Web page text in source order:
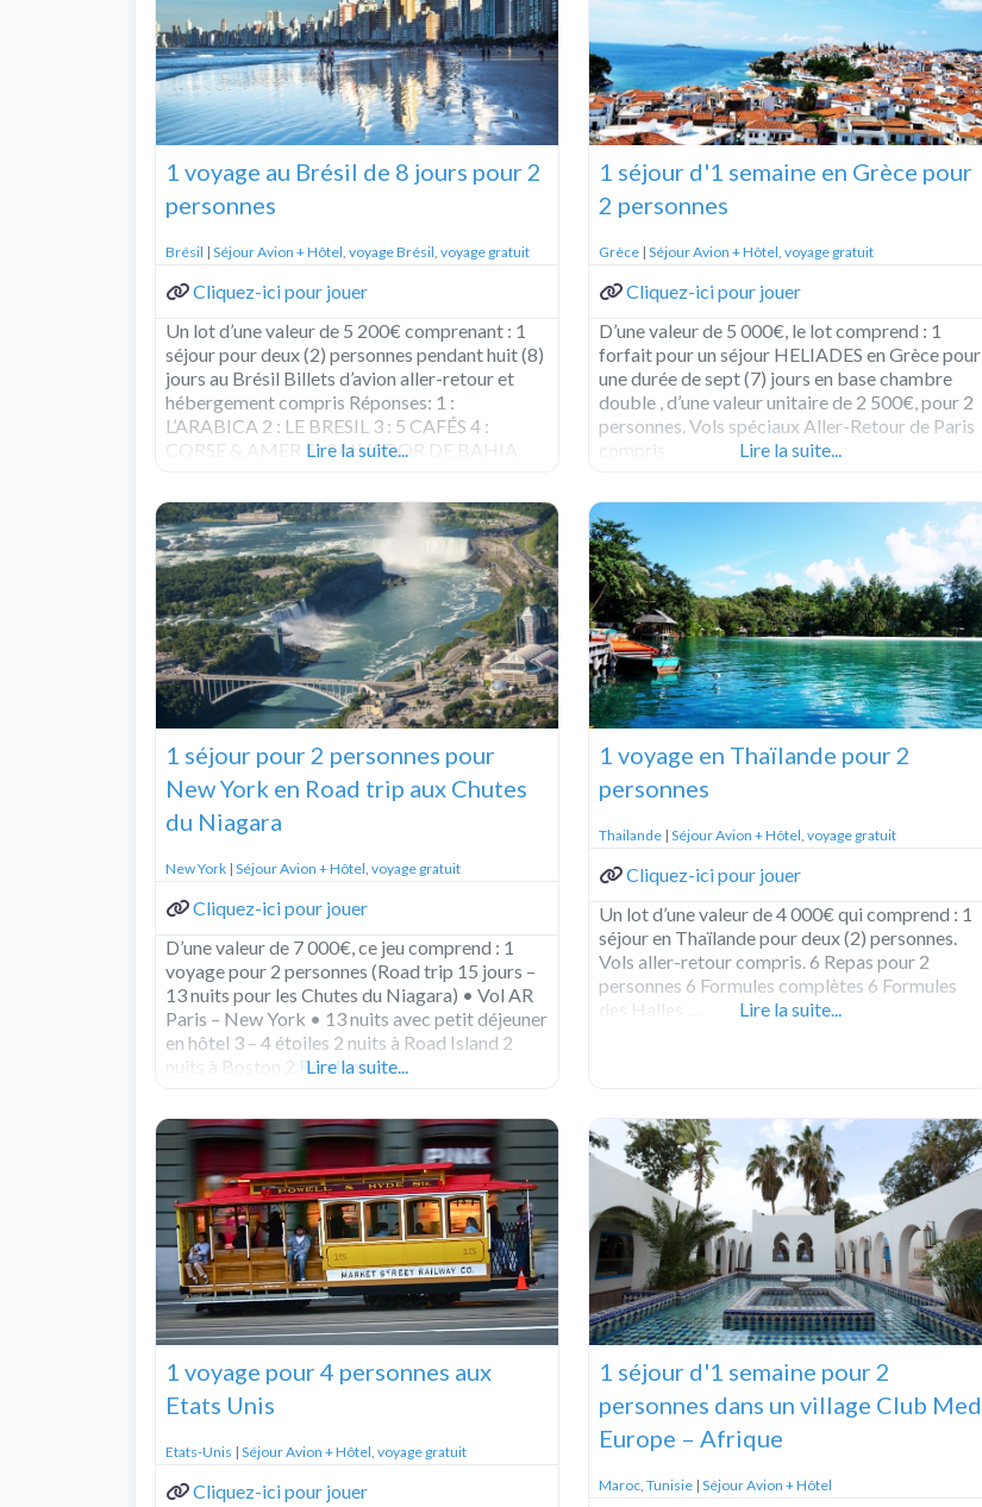
1 voyage au Brésil de 8 jours pour 2
personnes
Brésil | Séjour Avion + Hôtel, voyage Brésil, voyage gratuit
Cliquez-ici pour jouer
Un lot d’une valeur de 5 200€ comprenant : 1
séjour pour deux (2) personnes pendant huit (8)
jours au Brésil Billets d’avion aller-retour et
hébergement compris Réponses: 1 :
L’ARABICA 2 : LE BRESIL 3 : 5 CAFÉS 4 :
CORSE & AMER 5 : SALVADOR DE BAHIA,
Lire la suite...
1 séjour d'1 semaine en Grèce pour
2 personnes
Grèce | Séjour Avion + Hôtel, voyage gratuit
Cliquez-ici pour jouer
D’une valeur de 5 000€, le lot comprend : 1
forfait pour un séjour HELIADES en Grèce pour
une durée de sept (7) jours en base chambre
double , d’une valeur unitaire de 2 500€, pour 2
personnes. Vols spéciaux Aller-Retour de Paris
compris
Lire la suite...
1 séjour pour 2 personnes pour
New York en Road trip aux Chutes
du Niagara
New York | Séjour Avion + Hôtel, voyage gratuit
Cliquez-ici pour jouer
D’une valeur de 7 000€, ce jeu comprend : 1
voyage pour 2 personnes (Road trip 15 jours –
13 nuits pour les Chutes du Niagara) • Vol AR
Paris – New York • 13 nuits avec petit déjeuner
en hôtel 3 – 4 étoiles 2 nuits à Road Island 2
nuits à Boston 2 Read more...
Lire la suite...
1 voyage en Thaïlande pour 2
personnes
Thailande | Séjour Avion + Hôtel, voyage gratuit
Cliquez-ici pour jouer
Un lot d’une valeur de 4 000€ qui comprend : 1
séjour en Thaïlande pour deux (2) personnes.
Vols aller-retour compris. 6 Repas pour 2
personnes 6 Formules complètes 6 Formules
des Halles …
Lire la suite...
1 voyage pour 4 personnes aux
Etats Unis
Etats-Unis | Séjour Avion + Hôtel, voyage gratuit
Cliquez-ici pour jouer
1 séjour d'1 semaine pour 2
personnes dans un village Club Med
Europe – Afrique
Maroc, Tunisie | Séjour Avion + Hôtel